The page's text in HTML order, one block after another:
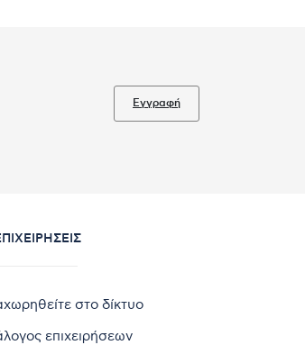
Εγγραφή
στο δίκτυο
επιχειρήσεων